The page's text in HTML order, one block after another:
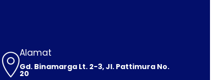
Alamat
Gd. Binamarga Lt. 2-3, Jl. Pattimura No.
20